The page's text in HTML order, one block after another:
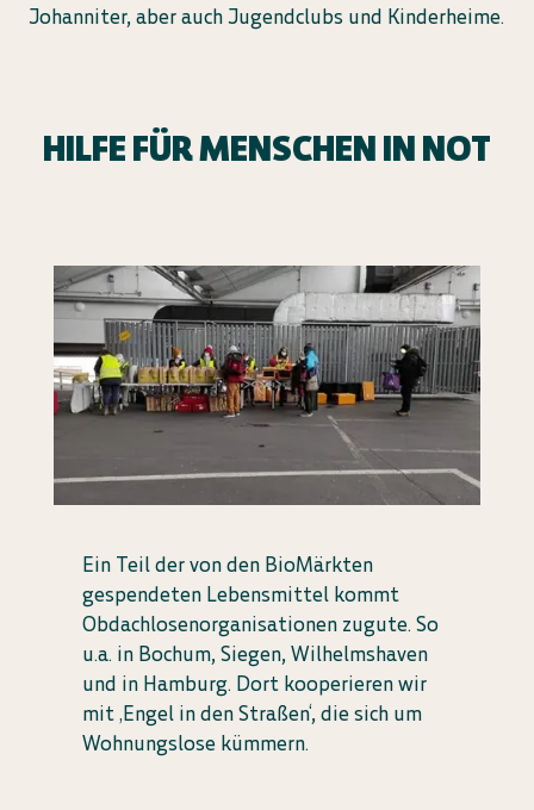
Johanniter, aber auch Jugendclubs und Kinderheime.
HILFE FÜR MENSCHEN IN NOT
Ein Teil der von den BioMärkten
gespendeten Lebensmittel kommt
Obdachlosenorganisationen zugute. So
u.a. in Bochum, Siegen, Wilhelmshaven
und in Hamburg. Dort kooperieren wir
mit ‚Engel in den Straßen‘, die sich um
Wohnungslose kümmern.